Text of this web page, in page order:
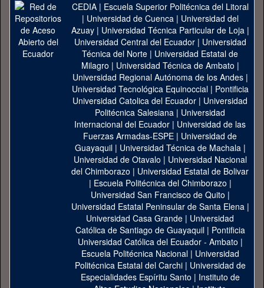
CEDIA| Escuela Superior Politécnica del Litoral
| Universidad de Cuenca| Universidad del
Azuay| Universidad Técnica Particular de Loja|
Universidad Central del Ecuador| Universidad
Técnica del Norte | Universidad Estatal de
Milagro | Universidad Técnica de Ambato |
Universidad Regional Autónoma de los Andes|
Universidad Tecnológica Equinoccial| Pontificia
Universidad Catolica del Ecuador | Universidad
Politécnica Salesiana | Universidad
Internacional del Ecuador | Universidad de las
Fuerzas Armadas-ESPE | Universidad de
Guayaquil| Universidad Técnica de Machala|
Universidad de Otavalo | Universidad Nacional
del Chimborazo | Universidad Estatal de Bolivar
| Escuela Politécnica del Chimborazo |
Universidad San Francisco de Quito |
Universidad Estatal Peninsular de Santa Elena|
Universidad Casa Grande | Universidad
Católica de Santiago de Guayaquil| Pontificia
Universidad Católica del Ecuador - Ambato |
Escuela Politécnica Nacional| Universidad
Politécnica Estatal del Carchi| Universidad de
Especialidades Espíritu Santo | Instituto de